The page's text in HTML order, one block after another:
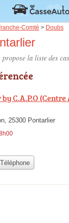
Comté > Doubs
propose la liste des
C.A.P.O (Centre
25300 Pontarlier
Téléphone